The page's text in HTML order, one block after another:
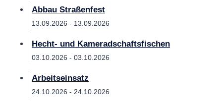
Abbau Straßenfest
13.09.2026 - 13.09.2026
Hecht- und Kameradschaftsfischen
03.10.2026 - 03.10.2026
Arbeitseinsatz
24.10.2026 - 24.10.2026